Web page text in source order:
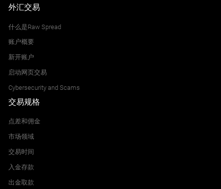
外汇交易
什么是Raw Spread
账户概要
新开账户
启动网页交易
Cybersecurity and Scams
交易规格
点差和佣金
市场领域
交易时间
入金存款
出金取款